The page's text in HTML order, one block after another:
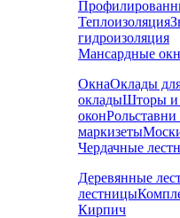
Теплоизоляция
гидроизоляция
Мансардные
ОкнаОклады
окладыШторы и
окон
маркизеты
Чердачные
Деревянные
лестницы
Кирпич